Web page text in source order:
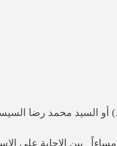
بين الإجابة على